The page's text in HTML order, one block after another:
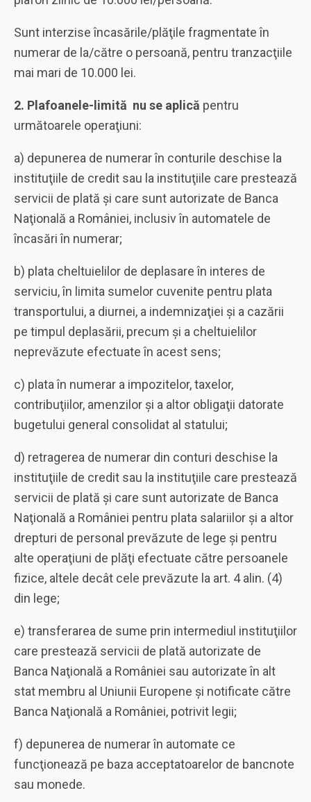
Sunt interzise încasările/plăţile fragmentate în
numerar de la/către o persoană, pentru tranzacţiile
mai mari de 10.000 lei.
2. Plafoanele-limită nu se aplică pentru
următoarele operaţiuni:
a) depunerea de numerar în conturile deschise la
instituţiile de credit sau la instituţiile care prestează
servicii de plată şi care sunt autorizate de Banca
Naţională a României, inclusiv în automatele de
încasări în numerar;
b) plata cheltuielilor de deplasare în interes de
serviciu, în limita sumelor cuvenite pentru plata
transportului, a diurnei, a indemnizaţiei şi a cazării
pe timpul deplasării, precum şi a cheltuielilor
neprevăzute efectuate în acest sens;
c) plata în numerar a impozitelor, taxelor,
contribuţiilor, amenzilor şi a altor obligaţii datorate
bugetului general consolidat al statului;
d) retragerea de numerar din conturi deschise la
instituţiile de credit sau la instituţiile care prestează
servicii de plată şi care sunt autorizate de Banca
Naţională a României pentru plata salariilor şi a altor
drepturi de personal prevăzute de lege şi pentru
alte operaţiuni de plăţi efectuate către persoanele
fizice, altele decât cele prevăzute la art. 4 alin. (4)
din lege;
e) transferarea de sume prin intermediul instituţiilor
care prestează servicii de plată autorizate de
Banca Naţională a României sau autorizate în alt
stat membru al Uniunii Europene şi notificate către
Banca Naţională a României, potrivit legii;
f) depunerea de numerar în automate ce
funcţionează pe baza acceptatoarelor de bancnote
sau monede.